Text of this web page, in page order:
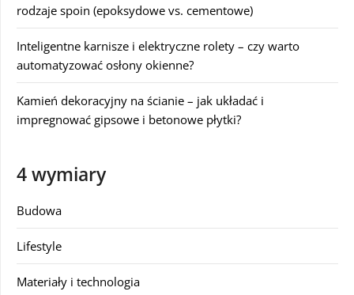
rodzaje spoin (epoksydowe vs. cementowe)
Inteligentne karnisze i elektryczne rolety – czy warto
automatyzować osłony okienne?
Kamień dekoracyjny na ścianie – jak układać i
impregnować gipsowe i betonowe płytki?
4 wymiary
Budowa
Lifestyle
Materiały i technologia